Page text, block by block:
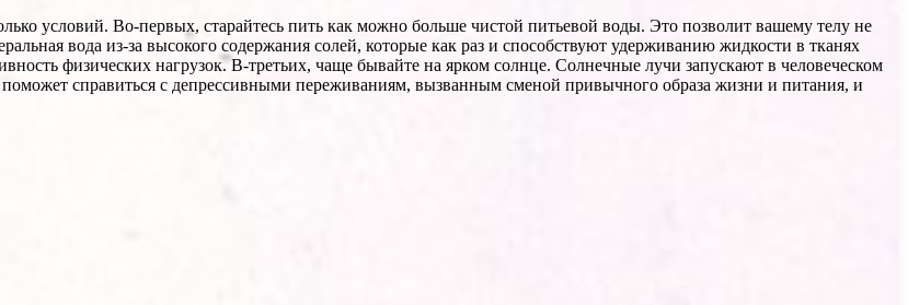
условий. Во-первых, старайтесь пить как можно больше чистой питьевой воды. Это позволит вашему телу не
вода из-за высокого содержания солей, которые как раз и способствуют удерживанию жидкости в тканях
физических нагрузок. В-третьих, чаще бывайте на ярком солнце. Солнечные лучи запускают в человеческом
справиться с депрессивными переживаниям, вызванным сменой привычного образа жизни и питания, и